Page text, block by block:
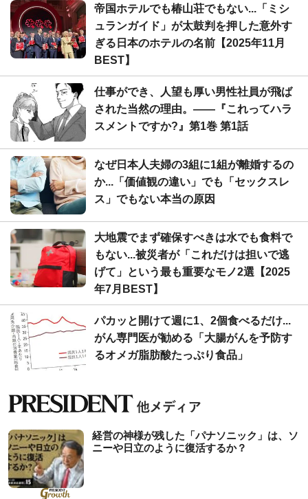
帝国ホテルでも椿山荘でもない...「ミシ
ュランガイド」が太鼓判を押した意外す
ぎる日本のホテルの名前【2025年11月
BEST】
仕事ができ、人望も厚い男性社員が飛ば
された当然の理由。――『これってハラ
スメントですか?』第1巻 第1話
なぜ日本人夫婦の3組に1組が離婚するの
か...「価値観の違い」でも「セックスレ
ス」でもない本当の原因
大地震でまず確保すべきは水でも食料で
もない...被災者が「これだけは担いで逃
げて」という最も重要なモノ2選【2025
年7月BEST】
パカッと開けて週に1、2個食べるだけ...
がん専門医が勧める「大腸がんを予防す
るオメガ脂肪酸たっぷり食品」
経営の神様が残した「パナソニック」は、ソ
ニーや日立のように復活するか？